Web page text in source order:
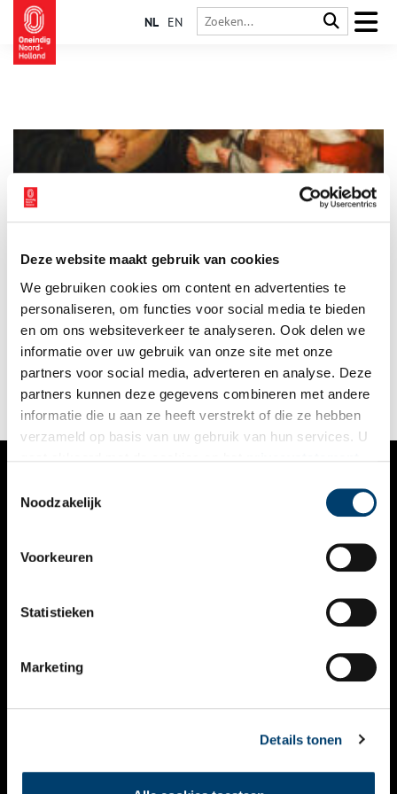
Deze website maakt gebruik van cookies
We gebruiken cookies om content en advertenties te
personaliseren, om functies voor social media te bieden
en om ons websiteverkeer te analyseren. Ook delen we
informatie over uw gebruik van onze site met onze
partners voor social media, adverteren en analyse. Deze
partners kunnen deze gegevens combineren met andere
informatie die u aan ze heeft verstrekt of die ze hebben
verzameld op basis van uw gebruik van hun services. U
Noodzakelijk
Voorkeuren
Statistieken
Marketing
Details tonen
NL EN
Het Luther Museum Amsterdam viert 500 jaar Lutherse
zangkunst met een interactieve tentoonstelling en een
uitgebreid publieksprogramma over de verbindende kracht
van samen zingen. In een wereld vol meningen en verschillen
biedt het Luther Museum Amsterdam een tegengeluid met de
tentoonstelling ‘ZING! Hoe zingen mensen samenbrengt’.
1 min
VERHALEN
KALENDER
THEMA’S
VIDEO’S
CONTACT